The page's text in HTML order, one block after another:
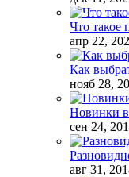
Что такое
апр 22,
Как
нояб 28,
Новинки
сен 24,
авг 31,